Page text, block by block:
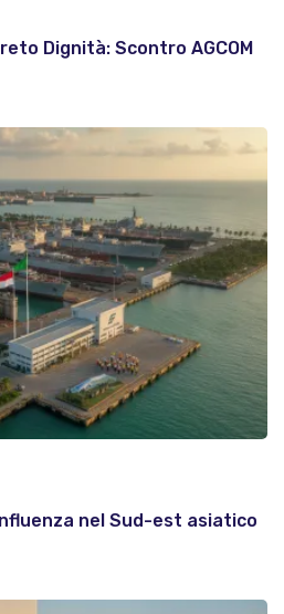
Dignità: Scontro AGCOM
nel Sud-est asiatico